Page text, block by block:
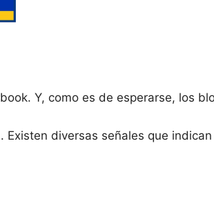
Y, como es de esperarse, los
diversas señales que